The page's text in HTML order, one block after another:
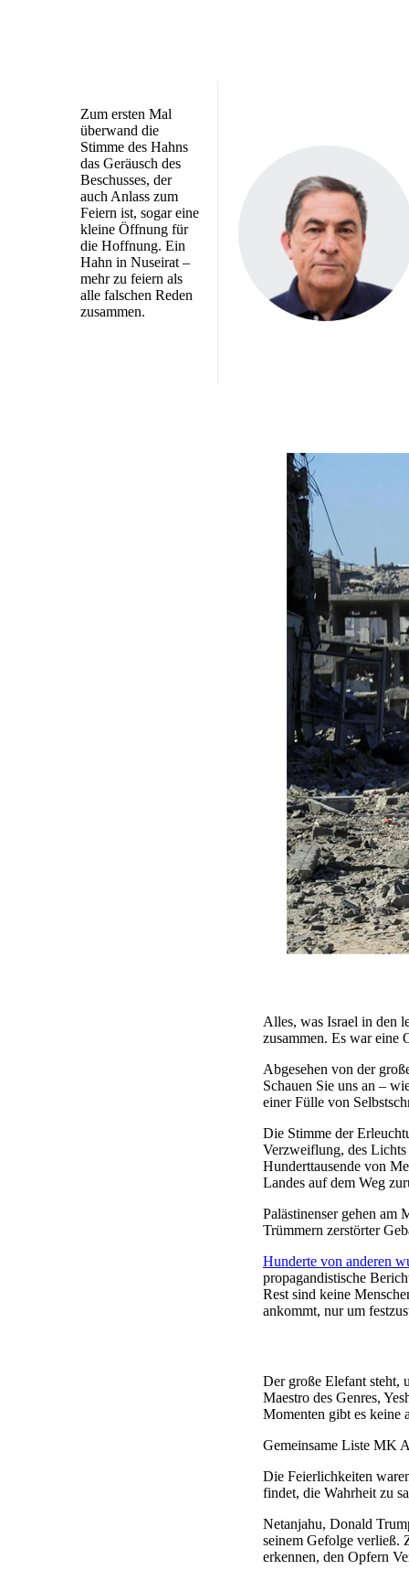
Alles, was Israel in den
zusammen. Es war eine
Abgesehen von der
Schauen Sie uns an –
einer Fülle von
Die Stimme der
Verzweiflung, des
Hunderttausende von
Landes auf dem Weg
Palästinenser gehen am
Trümmern zerstörter
Hunderte von anderen
propagandistische
Rest sind keine
ankommt, nur um
Der große Elefant steht,
Maestro des Genres,
Momenten gibt es keine
Gemeinsame Liste MK
Die Feierlichkeiten
findet, die Wahrheit zu
Netanjahu, Donald
seinem Gefolge verließ.
erkennen, den Opfern
Zum ersten Mal
überwand die
Stimme des Hahns
das Geräusch des
Beschusses, der
auch Anlass zum
Feiern ist, sogar eine
kleine Öffnung für
die Hoffnung. Ein
Hahn in Nuseirat –
mehr zu feiern als
alle falschen Reden
zusammen.